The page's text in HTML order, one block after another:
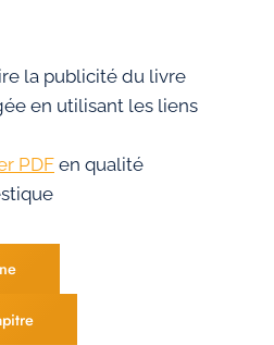
la publicité du livre
en utilisant les liens
PDF en qualité